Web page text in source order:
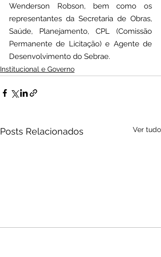
Wenderson Robson, bem como os
representantes da Secretaria de Obras,
Saúde, Planejamento, CPL (Comissão
Permanente de Licitação) e Agente de
Desenvolvimento do Sebrae.
Institucional e Governo
Posts Relacionados Ver tudo